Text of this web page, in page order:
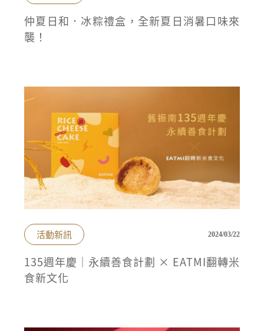
仲夏日和．冰粽禮盒，全新夏日消暑口味來
襲！
活動新訊 2024/03/22
135週年慶｜永續善食計劃 × EATMI翻轉米
食新文化